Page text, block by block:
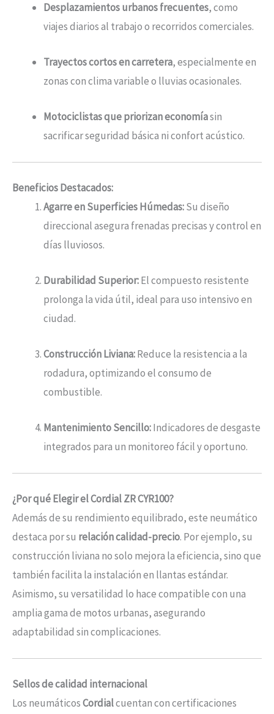
Desplazamientos urbanos frecuentes, como
viajes diarios al trabajo o recorridos comerciales.
Trayectos cortos en carretera, especialmente en
zonas con clima variable o lluvias ocasionales.
Motociclistas que priorizan economíasin
sacrificar seguridad básica ni confort acústico.
Beneficios Destacados:
Agarre en Superficies Húmedas:Su diseño
direccional asegura frenadas precisas y control en
días lluviosos.
Durabilidad Superior:El compuesto resistente
prolonga la vida útil, ideal para uso intensivo en
ciudad.
Construcción Liviana:Reduce la resistencia a la
rodadura, optimizando el consumo de
combustible.
Mantenimiento Sencillo:Indicadores de desgaste
integrados para un monitoreo fácil y oportuno.
¿Por qué Elegir el Cordial ZR CYR100?
Además de su rendimiento equilibrado, este neumático
destaca por su relación calidad-precio. Por ejemplo, su
construcción liviana no solo mejora la eficiencia, sino que
también facilita la instalación en llantas estándar.
Asimismo, su versatilidad lo hace compatible con una
amplia gama de motos urbanas, asegurando
adaptabilidad sin complicaciones.
Sellos de calidad internacional
Los neumáticosCordialcuentan con certificaciones